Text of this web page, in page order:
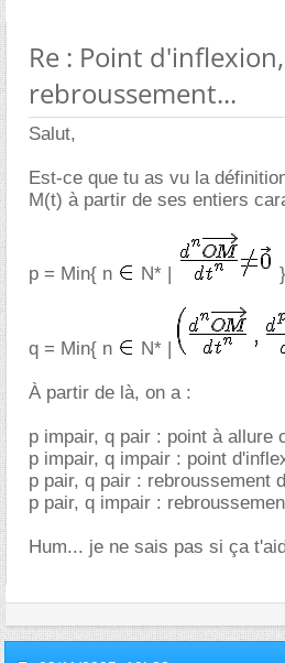
Re : Point
rebroussement...
Salut,
Est-ce que tu as vu la
M(t) à partir de ses entiers
p = Min{ n N* | }
q = Min{ n N* |
À partir de là, on a :
p impair, q pair : point à allure
p impair, q impair : point
p pair, q pair : rebroussement
p pair, q impair :
Hum... je ne sais pas si ça